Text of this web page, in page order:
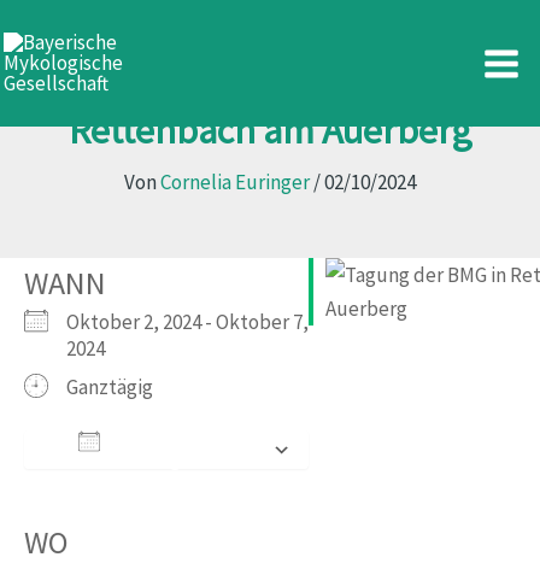
Inhalt
springen
Tagung der BMG in
Rettenbach am Auerberg
VonCornelia Euringer/02/10/2024
WANN
Oktober 2, 2024 - Oktober 7,
2024
Ganztägig
WO